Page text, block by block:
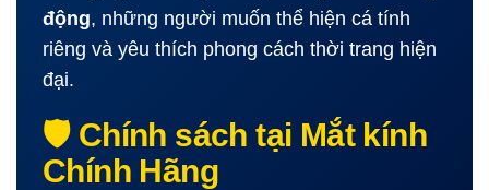
động, những người muốn thể hiện cá tính
riêng và yêu thích phong cách thời trang hiện
đại.
🛡 Chính sách tại Mắt kính
Chính Hãng